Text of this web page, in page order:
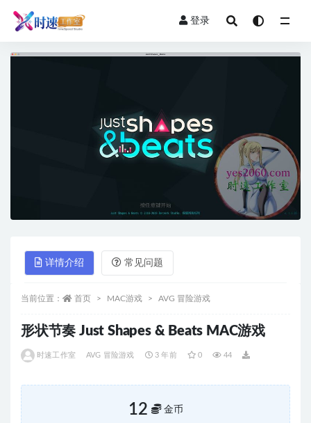
登录
详情介绍 常见问题
当前位置： 首页 MAC游戏 AVG 冒险游戏
形状节奏 Just Shapes & Beats MAC游戏
时速工作室 AVG 冒险游戏 3 年前 0 44
12 金币